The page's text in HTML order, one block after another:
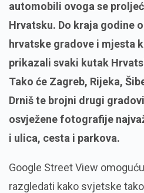
automobili ovoga se
Hrvatsku. Do kraja godine
hrvatske gradove i mjesta
prikazali svaki kutak
Tako će Zagreb, Rijeka,
Drniš te brojni drugi
osvježene fotografije
i ulica, cesta i parkova.
Google Street View
razgledati kako svjetske